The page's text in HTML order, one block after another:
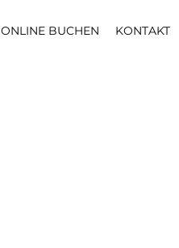
ONLINE BUCHEN KONTAKT